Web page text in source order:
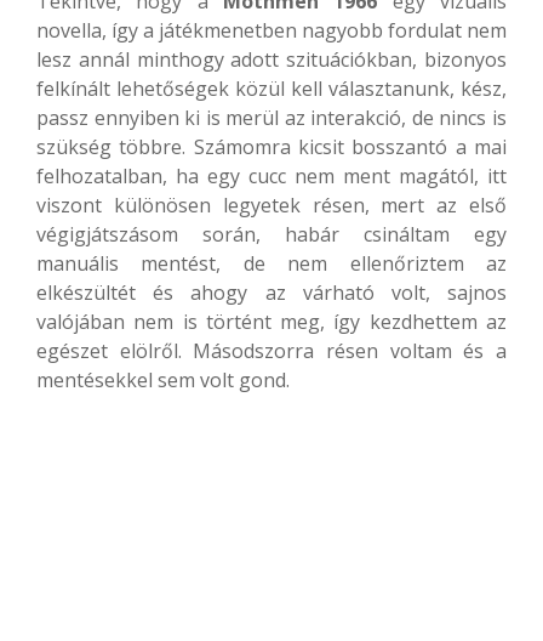
novella, így a játékmenetben nagyobb fordulat nem
lesz annál minthogy adott szituációkban, bizonyos
felkínált lehetőségek közül kell választanunk, kész,
passz ennyiben ki is merül az interakció, de nincs is
szükség többre. Számomra kicsit bosszantó a mai
felhozatalban, ha egy cucc nem ment magától, itt
viszont különösen legyetek résen, mert az első
végigjátszásom során, habár csináltam egy
manuális mentést, de nem ellenőriztem az
elkészültét és ahogy az várható volt, sajnos
valójában nem is történt meg, így kezdhettem az
egészet elölről. Másodszorra résen voltam és a
mentésekkel sem volt gond.